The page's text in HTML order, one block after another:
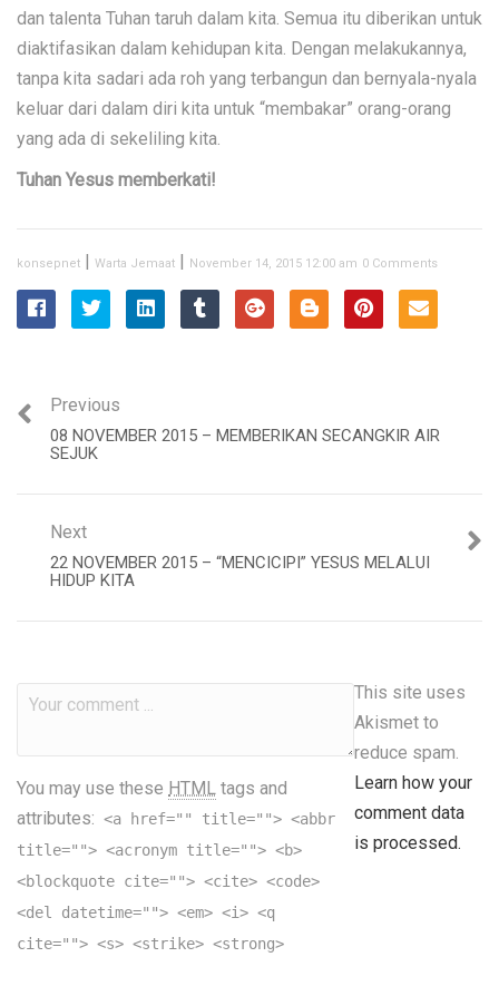
dan talenta Tuhan taruh dalam kita. Semua itu diberikan untuk
diaktifasikan dalam kehidupan kita. Dengan melakukannya,
tanpa kita sadari ada roh yang terbangun dan bernyala-nyala
keluar dari dalam diri kita untuk “membakar” orang-orang
yang ada di sekeliling kita.
Tuhan Yesus memberkati!
konsepnet | Warta Jemaat | November 14, 2015 12:00 am 0 Comments
Previous
08 NOVEMBER 2015 – MEMBERIKAN SECANGKIR AIR
SEJUK
Next
22 NOVEMBER 2015 – “MENCICIPI” YESUS MELALUI
HIDUP KITA
You may use these HTML tags and
attributes: <a href="" title=""> <abbr
title=""> <acronym title=""> <b>
<blockquote cite=""> <cite> <code>
<del datetime=""> <em> <i> <q
cite=""> <s> <strike> <strong>
This site uses
Akismet to
reduce spam.
Learn how your
comment data
is processed.